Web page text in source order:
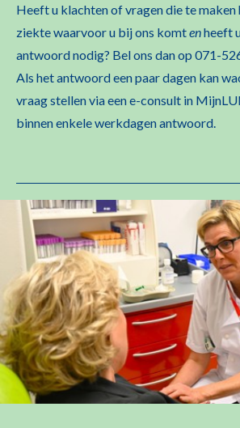
Heeft u klachten of vragen die te maken
ziekte waarvoor u bij ons komtenheeft
antwoord nodig? Bel ons dan op 071-
Als het antwoord een paar dagen kan
vraag stellen via een e-consult in
binnen enkele werkdagen antwoord.